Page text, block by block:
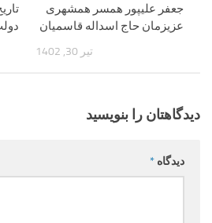
جعفر علیپور همسر همشهری
عزیزمان حاج اسداله قاسمیان
تیر 30, 1402
دیدگاهتان را بنویسید
دیدگاه *